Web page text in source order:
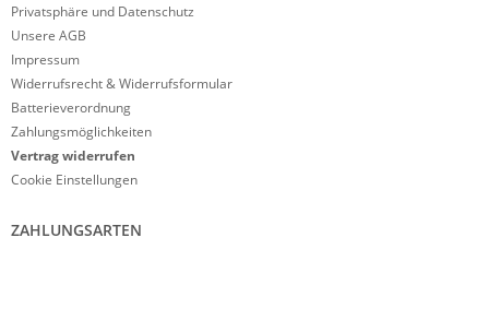
Privatsphäre und Datenschutz
Unsere AGB
Impressum
Widerrufsrecht & Widerrufsformular
Batterieverordnung
Zahlungsmöglichkeiten
Vertrag widerrufen
Cookie Einstellungen
ZAHLUNGSARTEN